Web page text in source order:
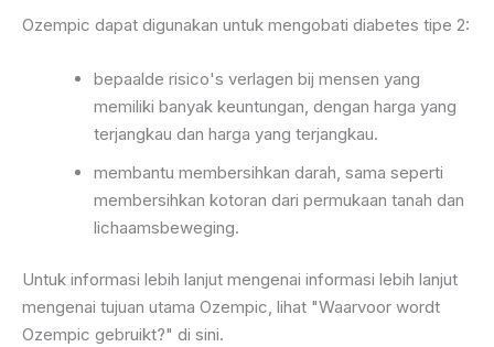
Ozempic dapat digunakan untuk mengobati diabetes tipe 2:
bepaalde risico's verlagen bij mensen yang
memiliki banyak keuntungan, dengan harga yang
terjangkau dan harga yang terjangkau.
membantu membersihkan darah, sama seperti
membersihkan kotoran dari permukaan tanah dan
lichaamsbeweging.
Untuk informasi lebih lanjut mengenai informasi lebih lanjut
mengenai tujuan utama Ozempic, lihat "Waarvoor wordt
Ozempic gebruikt?" di sini.